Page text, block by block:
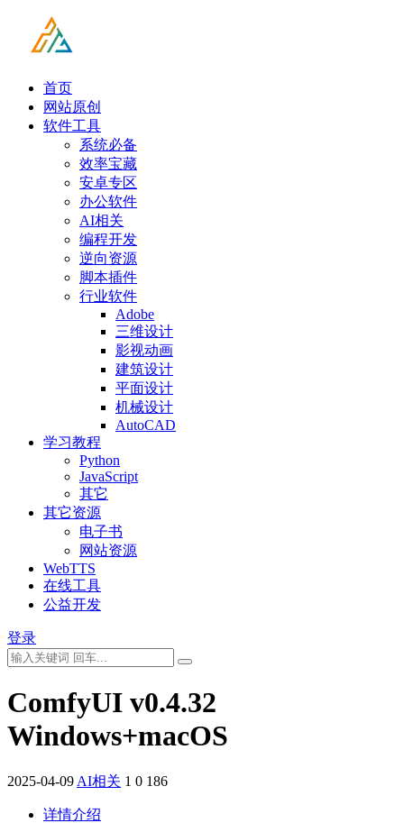
首页
网站原创
软件工具
系统必备
效率宝藏
安卓专区
办公软件
AI相关
编程开发
逆向资源
脚本插件
行业软件
Adobe
三维设计
影视动画
建筑设计
平面设计
机械设计
AutoCAD
学习教程
Python
JavaScript
其它
其它资源
电子书
网站资源
WebTTS
在线工具
公益开发
登录
ComfyUI v0.4.32
Windows+macOS
2025-04-09 AI相关 1 0 186
详情介绍